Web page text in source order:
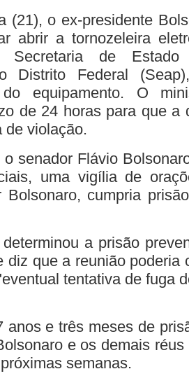
(21), o ex-presidente
abrir a tornozeleira
de Estado
Distrito Federal
do equipamento. O
de 24 horas para que a
de violação.
o senador Flávio
uma vigília de
cumpria
a prisão
diz que a reunião poderia
tentativa de fuga
anos e três meses de
e os demais
semanas.